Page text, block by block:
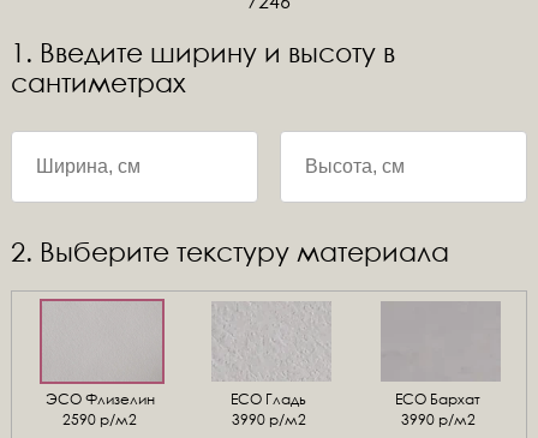
1. Введите ширину и высоту в
сантиметрах
2. Выберите текстуру материала
ЭСО Флизелин
2590 р/м2
ЕСО Гладь
3990 р/м2
ECO Бархат
3990 р/м2